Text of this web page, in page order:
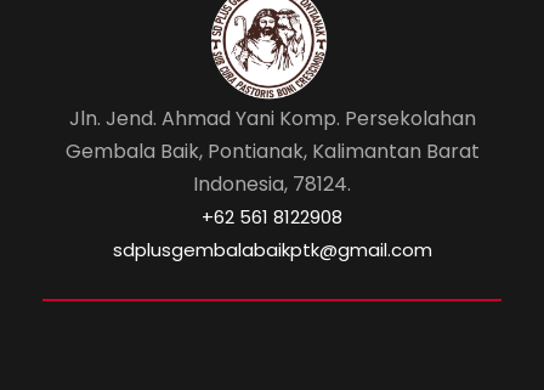
Jln. Jend. Ahmad Yani Komp. Persekolahan
Gembala Baik, Pontianak, Kalimantan Barat
Indonesia, 78124.
‎+62 561 8122908
sdplusgembalabaikptk@gmail.com